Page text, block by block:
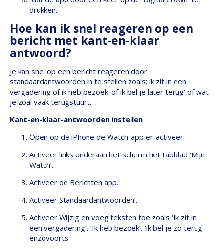
drukken.
Hoe kan ik snel reageren op een
bericht met kant-en-klaar
antwoord?
Je kan snel op een bericht reageren door
standaardantwoorden in te stellen zoals; ik zit in een
vergadering of ik heb bezoek' of ik bel je later terug' of wat
je zoal vaak terugstuurt.
Kant-en-klaar-antwoorden instellen
Open op de iPhone de Watch-app en activeer.
Activeer links onderaan het scherm het tabblad ‘Mijn
Watch’.
Activeer de Berichten app.
Activeer Standaardantwoorden’.
Activeer Wijzig en voeg teksten toe zoals ‘Ik zit in
een vergadering’, ‘Ik heb bezoek’, 'ik bel je zo terug'
enzovoorts.